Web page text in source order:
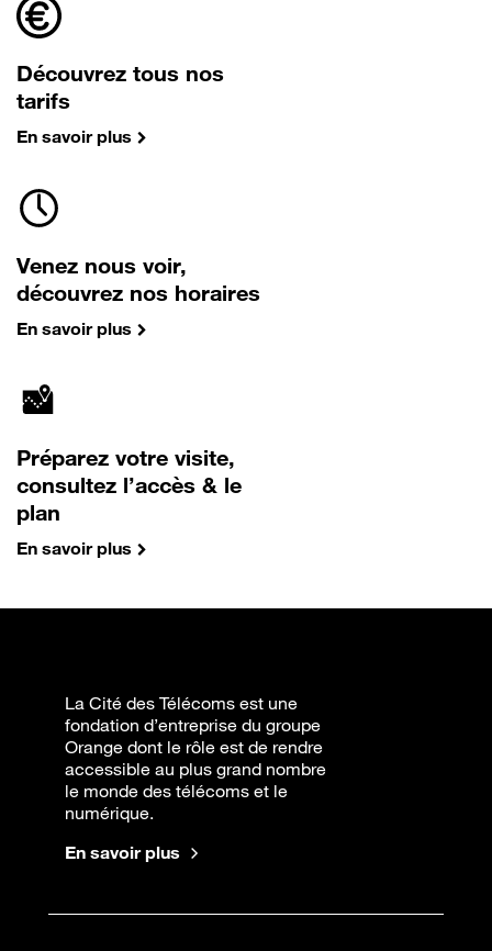
Découvrez tous nos
tarifs
En savoir plus
Venez nous voir,
découvrez nos horaires
En savoir plus
Préparez votre visite,
consultez l’accès & le
plan
En savoir plus
La Cité des Télécoms est une
fondation d’entreprise du groupe
Orange dont le rôle est de rendre
accessible au plus grand nombre
le monde des télécoms et le
numérique.
En savoir plus